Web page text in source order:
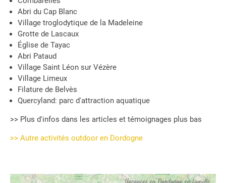
Abri du Cap Blanc
Village troglodytique de la Madeleine
Grotte de Lascaux
Église de Tayac
Abri Pataud
Village Saint Léon sur Vézère
Village Limeux
Filature de Belvès
Quercyland: parc d'attraction aquatique
>> Plus d'infos dans les articles et témoignages plus bas
>> Autre activités outdoor en Dordogne